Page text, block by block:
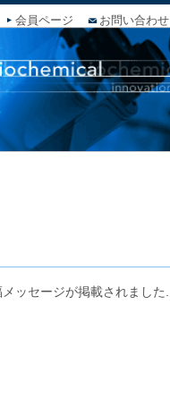
会員ページ お問い合わせ
ッセージが掲載されました.